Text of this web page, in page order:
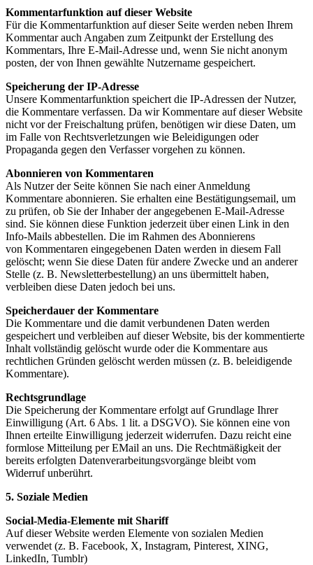
Kommentarfunktion auf dieser Website
Für die Kommentarfunktion auf dieser Seite werden neben Ihrem
Kommentar auch Angaben zum Zeitpunkt der Erstellung des
Kommentars, Ihre E-Mail-Adresse und, wenn Sie nicht anonym
posten, der von Ihnen gewählte Nutzername gespeichert.
Speicherung der IP-Adresse
Unsere Kommentarfunktion speichert die IP-Adressen der Nutzer,
die Kommentare verfassen. Da wirKommentare auf dieser Website
nicht vor der Freischaltung prüfen, benötigen wir diese Daten, um
im Falle von Rechtsverletzungen wie Beleidigungen oder
Propaganda gegen den Verfasser vorgehen zu können.
Abonnieren von Kommentaren
Als Nutzer der Seite können Sie nach einer Anmeldung
Kommentare abonnieren. Sie erhalten eine Bestätigungsemail, um
zu prüfen, ob Sie der Inhaber der angegebenen E-Mail-Adresse
sind. Sie können diese Funktion jederzeit über einen Link in den
Info-Mails abbestellen. Die im Rahmen des Abonnierens
von Kommentaren eingegebenen Daten werden in diesem Fall
gelöscht; wenn Sie diese Daten für andere Zwecke und an anderer
Stelle (z. B. Newsletterbestellung) an uns übermittelt haben,
verbleiben diese Daten jedoch bei uns.
Speicherdauer der Kommentare
Die Kommentare und die damit verbundenen Daten werden
gespeichert und verbleiben auf dieser Website, bis der kommentierte
Inhalt vollständig gelöscht wurde oder die Kommentare aus
rechtlichen Gründen gelöscht werden müssen (z. B. beleidigende
Kommentare).
Rechtsgrundlage
Die Speicherung der Kommentare erfolgt auf Grundlage Ihrer
Einwilligung (Art. 6 Abs. 1 lit. a DSGVO). Sie können eine von
Ihnen erteilte Einwilligung jederzeit widerrufen. Dazu reicht eine
formlose Mitteilung per EMail an uns. Die Rechtmäßigkeit der
bereits erfolgten Datenverarbeitungsvorgänge bleibt vom
Widerrufunberührt.
5. Soziale Medien
Social-Media-Elemente mit Shariff
Auf dieser Website werden Elemente von sozialen Medien
verwendet (z. B. Facebook, X, Instagram, Pinterest, XING,
LinkedIn, Tumblr)